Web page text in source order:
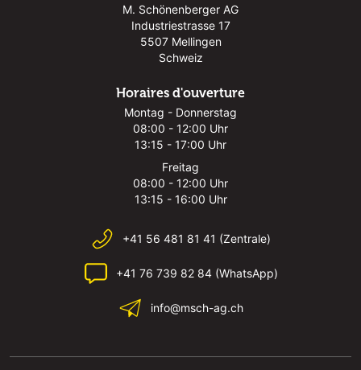
M. Schönenberger AG
Industriestrasse 17
5507 Mellingen
Schweiz
Horaires d'ouverture
Montag - Donnerstag
08:00 - 12:00 Uhr
13:15 - 17:00 Uhr
Freitag
08:00 - 12:00 Uhr
13:15 - 16:00 Uhr
+41 56 481 81 41 (Zentrale)
+41 76 739 82 84 (WhatsApp)
info@msch-ag.ch